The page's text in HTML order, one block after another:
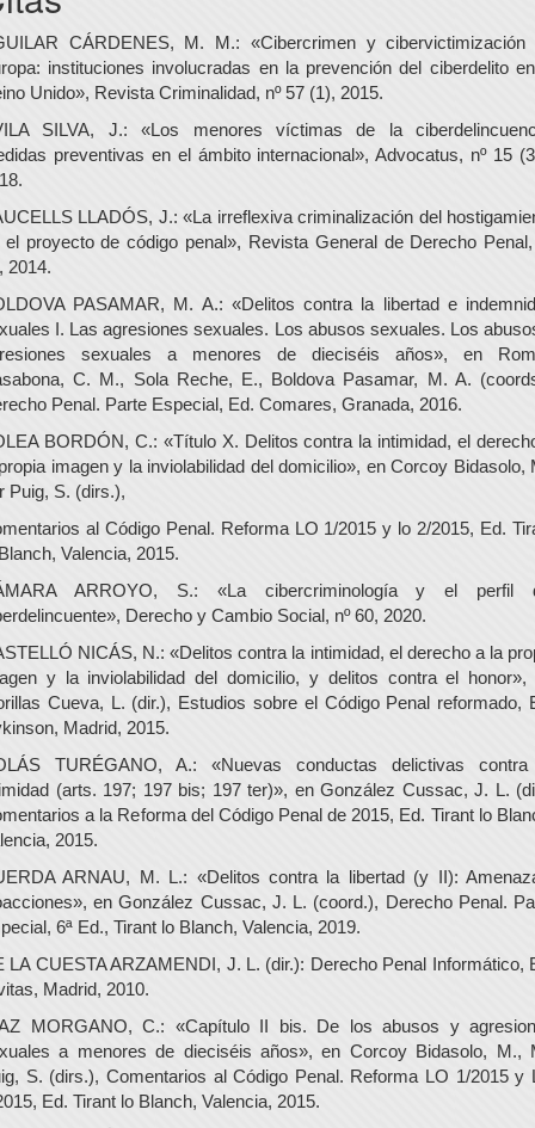
CÁRDENES, M. M.: «Cibercrimen y cibervictimización
instituciones involucradas en la prevención del ciberdelito
Unido», Revista Criminalidad, nº 57 (1), 2015.
SILVA, J.: «Los menores víctimas de la
preventivas en el ámbito internacional», Advocatus, nº 15
LLADÓS, J.: «La irreflexiva criminalización del
el proyecto de código penal», Revista General de Derecho Penal,
2014.
PASAMAR, M. A.: «Delitos contra la libertad e
I. Las agresiones sexuales. Los abusos sexuales. Los
sexuales a menores de dieciséis años», en
C. M., Sola Reche, E., Boldova Pasamar, M. A.
Penal. Parte Especial, Ed. Comares, Granada, 2016.
BORDÓN, C.: «Título X. Delitos contra la intimidad, el
imagen y la inviolabilidad del domicilio», en Corcoy Bidasolo,
Puig, S. (dirs.),
al Código Penal. Reforma LO 1/2015 y lo 2/2015, Ed.
Valencia, 2015.
ARROYO, S.: «La cibercriminología y el perfil
Derecho y Cambio Social, nº 60, 2020.
NICÁS, N.: «Delitos contra la intimidad, el derecho a la
y la inviolabilidad del domicilio, y delitos contra el honor»,
Cueva, L. (dir.), Estudios sobre el Código Penal reformado,
Madrid, 2015.
TURÉGANO, A.: «Nuevas conductas delictivas
(arts. 197; 197 bis; 197 ter)», en González Cussac, J. L.
a la Reforma del Código Penal de 2015, Ed. Tirant lo
2015.
ARNAU, M. L.: «Delitos contra la libertad (y II):
en González Cussac, J. L. (coord.), Derecho Penal.
6ª Ed., Tirant lo Blanch, Valencia, 2019.
LA CUESTA ARZAMENDI, J. L. (dir.): Derecho Penal Informático,
Madrid, 2010.
MORGANO, C.: «Capítulo II bis. De los abusos y
a menores de dieciséis años», en Corcoy Bidasolo, M.,
S. (dirs.), Comentarios al Código Penal. Reforma LO 1/2015 y
Ed. Tirant lo Blanch, Valencia, 2015.